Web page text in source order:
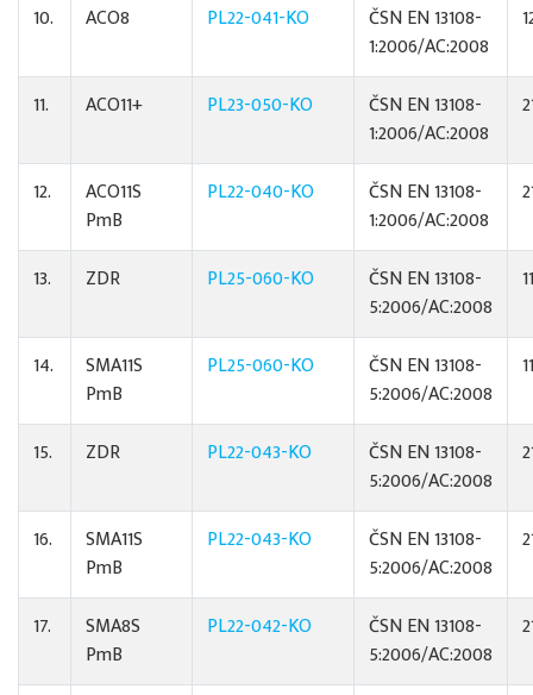
10. ACO8 PL22-041-KO
ČSN EN 13108-
1:2006/AC:2008
11. ACO11+ PL23-050-KO
ČSN EN 13108-
1:2006/AC:2008
12.
ACO11S
PmB
PL22-040-KO
ČSN EN 13108-
1:2006/AC:2008
13. ZDR PL25-060-KO
ČSN EN 13108-
5:2006/AC:2008
14.
SMA11S
PmB
PL25-060-KO
ČSN EN 13108-
5:2006/AC:2008
15. ZDR PL22-043-KO
ČSN EN 13108-
5:2006/AC:2008
16.
SMA11S
PmB
PL22-043-KO
ČSN EN 13108-
5:2006/AC:2008
17.
SMA8S
PmB
PL22-042-KO
ČSN EN 13108-
5:2006/AC:2008